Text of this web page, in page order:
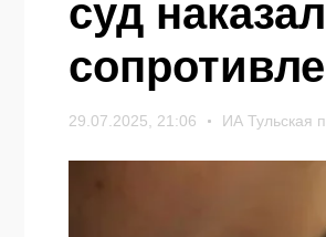
суд
29.07.2025, 21:06 ИА Тульская